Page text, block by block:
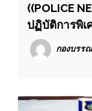
((POLICE
ปฏิบัติการพิเ
การ “Rose
จับบ่อนพนันใ
กองบรร